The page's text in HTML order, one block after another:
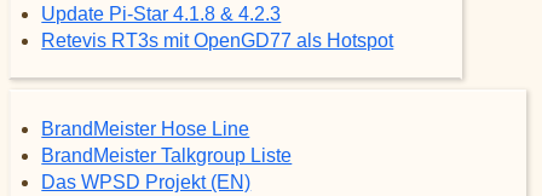
Update Pi-Star 4.1.8 & 4.2.3
Retevis RT3s mit OpenGD77 als Hotspot
BrandMeister Hose Line
BrandMeister Talkgroup Liste
Das WPSD Projekt (EN)